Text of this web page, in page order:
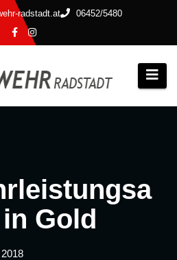
radstadt.at 06452/5480
Gold